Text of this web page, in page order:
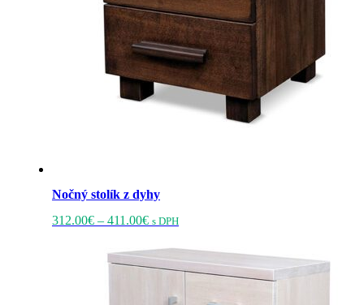
Nočný stolík z dyhy
312.00€ – 411.00€Price
312.00€
through
411.00€
s DPHTento
má
viacero
variantov.